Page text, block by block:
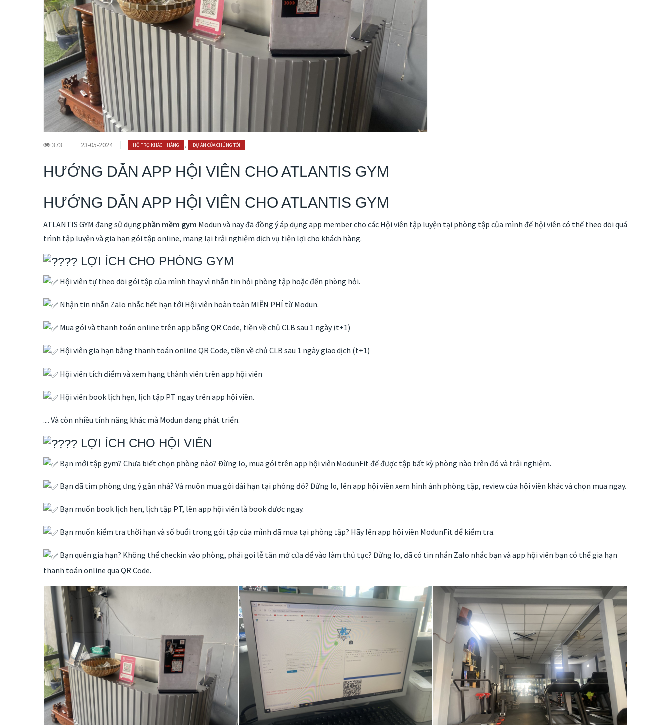
373 23-05-2024 HỖ TRỢ KHÁCH HÀNG , DỰ ÁN CỦA CHÚNG TÔI
HƯỚNG DẪN APP HỘI VIÊN CHO ATLANTIS GYM
HƯỚNG DẪN APP HỘI VIÊN CHO ATLANTIS GYM
ATLANTIS GYM đang sử dụng phần mềm gym Modun và nay đã đồng ý áp dụng app member cho các Hội viên tập luyện tại phòng tập của mình để hội viên có thể theo dõi quá
trình tập luyện và gia hạn gói tập online, mang lại trải nghiệm dịch vụ tiện lợi cho khách hàng.
LỢI ÍCH CHO PHÒNG GYM
Hội viên tự theo dõi gói tập của mình thay vì nhắn tin hỏi phòng tập hoặc đến phòng hỏi.
Nhận tin nhắn Zalo nhắc hết hạn tới Hội viên hoàn toàn MIỄN PHÍ từ Modun.
Mua gói và thanh toán online trên app bằng QR Code, tiền về chủ CLB sau 1 ngày (t+1)
Hội viên gia hạn bằng thanh toán online QR Code, tiền về chủ CLB sau 1 ngày giao dịch (t+1)
Hội viên tích điểm và xem hạng thành viên trên app hội viên
Hội viên book lịch hẹn, lịch tập PT ngay trên app hội viên.
.... Và còn nhiều tính năng khác mà Modun đang phát triển.
LỢI ÍCH CHO HỘI VIÊN
Bạn mới tập gym? Chưa biết chọn phòng nào? Đừng lo, mua gói trên app hội viên ModunFit để được tập bất kỳ phòng nào trên đó và trải nghiệm.
Bạn đã tìm phòng ưng ý gần nhà? Và muốn mua gói dài hạn tại phòng đó? Đừng lo, lên app hội viên xem hình ảnh phòng tập, review của hội viên khác và chọn mua ngay.
Bạn muốn book lịch hẹn, lịch tập PT, lên app hội viên là book được ngay.
Bạn muốn kiểm tra thời hạn và số buổi trong gói tập của mình đã mua tại phòng tập? Hãy lên app hội viên ModunFit để kiểm tra.
Bạn quên gia hạn? Không thể checkin vào phòng, phải gọi lễ tân mở cửa để vào làm thủ tục? Đừng lo, đã có tin nhắn Zalo nhắc bạn và app hội viên bạn có thể gia hạn
thanh toán online qua QR Code.